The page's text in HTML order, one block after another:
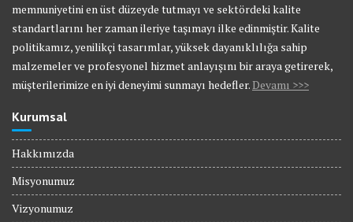
memnuniyetini en üst düzeyde tutmayı ve sektördeki kalite
standartlarını her zaman ileriye taşımayı ilke edinmiştir. Kalite
politikamız, yenilikçi tasarımlar, yüksek dayanıklılığa sahip
malzemeler ve profesyonel hizmet anlayışını bir araya getirerek,
müşterilerimize en iyi deneyimi sunmayı hedefler. Devamı >>>
Kurumsal
Hakkımızda
Misyonumuz
Vizyonumuz